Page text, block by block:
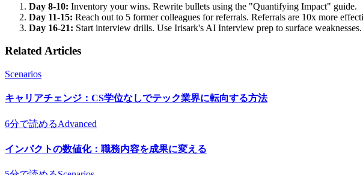
Day 8-10: Inventory your wins. Rewrite bullets using the "Quantifying Impact" guide.
Day 11-15: Reach out to 5 former colleagues for referrals. Referrals are 10x more
Day 16-21: Start interview drills. Use Irisark's AI Interview prep to surface weaknesses.
Related Articles
Scenarios
キャリアチェンジ：CS学位なしでテック業界に転向する方法
6分で読めるAdvanced
インパクトの数値化：職務内容を成果に変える